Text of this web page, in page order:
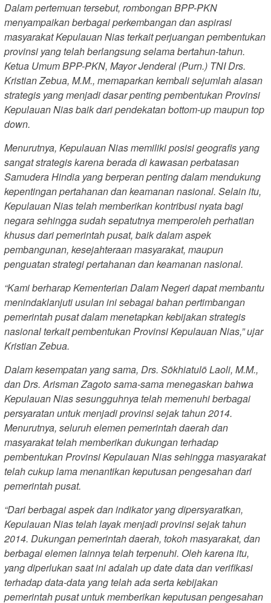
Dalam pertemuan tersebut, rombongan BPP-PKN
menyampaikan berbagai perkembangan dan aspirasi
masyarakat Kepulauan Nias terkait perjuangan pembentukan
provinsi yang telah berlangsung selama bertahun-tahun.
Ketua Umum BPP-PKN, Mayor Jenderal (Purn.) TNI Drs.
Kristian Zebua, M.M., memaparkan kembali sejumlah alasan
strategis yang menjadi dasar penting pembentukan Provinsi
Kepulauan Nias baik dari pendekatan bottom-up maupun top
down.
Menurutnya, Kepulauan Nias memiliki posisi geografis yang
sangat strategis karena berada di kawasan perbatasan
Samudera Hindia yang berperan penting dalam mendukung
kepentingan pertahanan dan keamanan nasional. Selain itu,
Kepulauan Nias telah memberikan kontribusi nyata bagi
negara sehingga sudah sepatutnya memperoleh perhatian
khusus dari pemerintah pusat, baik dalam aspek
pembangunan, kesejahteraan masyarakat, maupun
penguatan strategi pertahanan dan keamanan nasional.
“Kami berharap Kementerian Dalam Negeri dapat membantu
menindaklanjuti usulan ini sebagai bahan pertimbangan
pemerintah pusat dalam menetapkan kebijakan strategis
nasional terkait pembentukan Provinsi Kepulauan Nias,” ujar
Kristian Zebua.
Dalam kesempatan yang sama, Drs. Sökhiatulö Laoli, M.M.,
dan Drs. Arisman Zagoto sama-sama menegaskan bahwa
Kepulauan Nias sesungguhnya telah memenuhi berbagai
persyaratan untuk menjadi provinsi sejak tahun 2014.
Menurutnya, seluruh elemen pemerintah daerah dan
masyarakat telah memberikan dukungan terhadap
pembentukan Provinsi Kepulauan Nias sehingga masyarakat
telah cukup lama menantikan keputusan pengesahan dari
pemerintah pusat.
“Dari berbagai aspek dan indikator yang dipersyaratkan,
Kepulauan Nias telah layak menjadi provinsi sejak tahun
2014. Dukungan pemerintah daerah, tokoh masyarakat, dan
berbagai elemen lainnya telah terpenuhi. Oleh karena itu,
yang diperlukan saat ini adalah up date data dan verifikasi
terhadap data-data yang telah ada serta kebijakan
pemerintah pusat untuk memberikan keputusan pengesahan